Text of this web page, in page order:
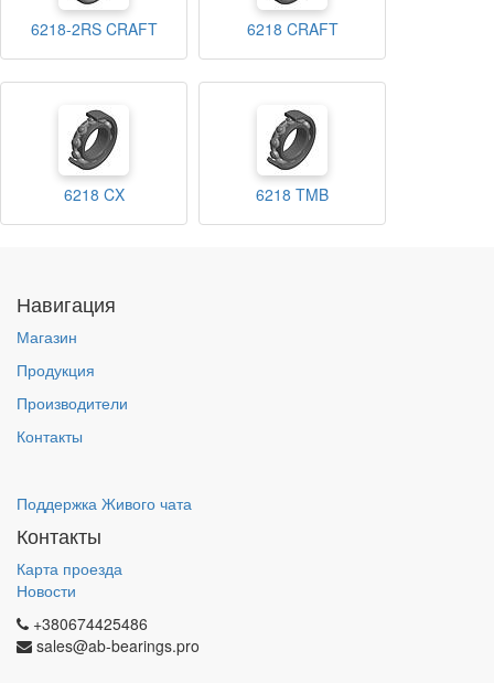
6218-2RS CRAFT 6218 CRAFT
6218 CX 6218 TMB
Навигация
Магазин
Продукция
Производители
Контакты
Поддержка Живого чата
Контакты
Карта проезда
Новости
+380674425486
sales@ab-bearings.pro